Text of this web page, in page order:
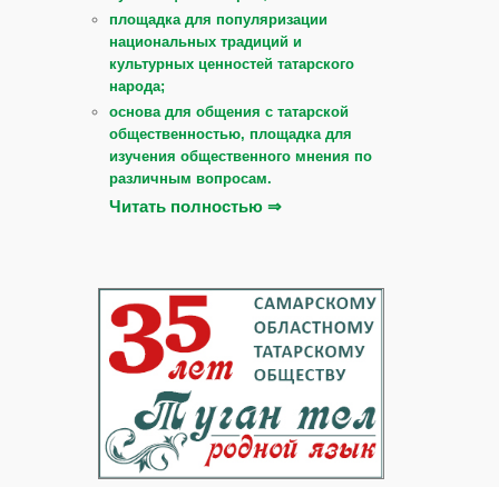
площадка для популяризации
национальных традиций и
культурных ценностей татарского
народа;
основа для общения с татарской
общественностью, площадка для
изучения общественного мнения по
различным вопросам.
Читать полностью ⇒